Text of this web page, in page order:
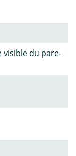
visible du pare-